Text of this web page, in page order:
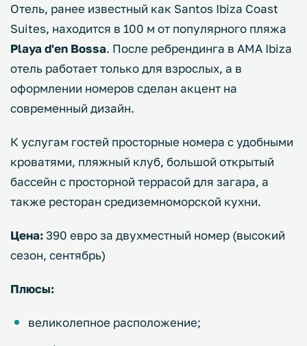
Отель, ранее известный как Santos Ibiza Coast
Suites, находится в 100 м от популярного пляжа
Playa d'en Bossa. После ребрендинга в AMA Ibiza
отель работает только для взрослых, а в
оформлении номеров сделан акцент на
современный дизайн.
К услугам гостей просторные номера с удобными
кроватями, пляжный клуб, большой открытый
бассейн с просторной террасой для загара, а
также ресторан средиземноморской кухни.
Цена:390 евро за двухместный номер (высокий
сезон, сентябрь)
Плюсы:
великолепное расположение;